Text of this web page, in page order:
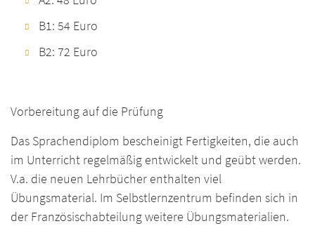
B1: 54 Euro
B2: 72 Euro
Vorbereitung auf die Prüfung
Das Sprachendiplom bescheinigt Fertigkeiten, die auch
im Unterricht regelmäßig entwickelt und geübt werden.
V.a. die neuen Lehrbücher enthalten viel
Übungsmaterial. Im Selbstlernzentrum befinden sich in
der Französischabteilung weitere Übungsmaterialien.